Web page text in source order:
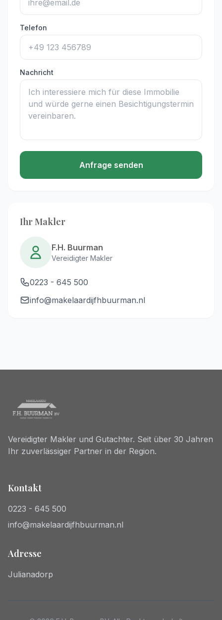
Telefon
Nachricht
Anfrage senden
Ihr Makler
F.H. Buurman
Vereidigter Makler
0223 - 645 500
info@makelaardijfhbuurman.nl
Vereidigter Makler und Gutachter. Seit über 30 Jahren
Ihr zuverlässiger Partner in der Region.
Kontakt
0223 - 645 500
info@makelaardijfhbuurman.nl
Adresse
Julianadorp